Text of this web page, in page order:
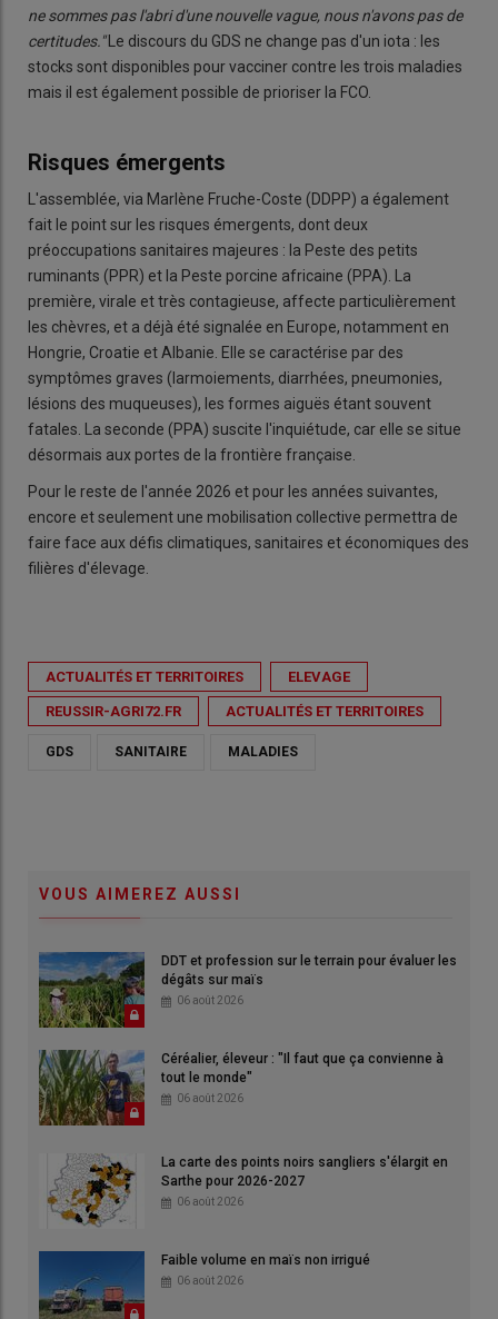
ne sommes pas l'abri d'une nouvelle vague, nous n'avons pas de
certitudes." Le discours du GDS ne change pas d'un iota : les
stocks sont disponibles pour vacciner contre les trois maladies
mais il est également possible de prioriser la FCO.
Risques émergents
L'assemblée, via Marlène Fruche-Coste (DDPP) a également
fait le point sur les risques émergents, dont deux
préoccupations sanitaires majeures : la Peste des petits
ruminants (PPR) et la Peste porcine africaine (PPA). La
première, virale et très contagieuse, affecte particulièrement
les chèvres, et a déjà été signalée en Europe, notamment en
Hongrie, Croatie et Albanie. Elle se caractérise par des
symptômes graves (larmoiements, diarrhées, pneumonies,
lésions des muqueuses), les formes aiguës étant souvent
fatales. La seconde (PPA) suscite l'inquiétude, car elle se situe
désormais aux portes de la frontière française.
Pour le reste de l'année 2026 et pour les années suivantes,
encore et seulement une mobilisation collective permettra de
faire face aux défis climatiques, sanitaires et économiques des
filières d'élevage.
ACTUALITÉS ET TERRITOIRES ELEVAGE
REUSSIR-AGRI72.FR ACTUALITÉS ET TERRITOIRES
GDS SANITAIRE MALADIES
VOUS AIMEREZ AUSSI
DDT et profession sur le terrain pour évaluer les
dégâts sur maïs
06 août 2026
Céréalier, éleveur : "Il faut que ça convienne à
tout le monde"
06 août 2026
La carte des points noirs sangliers s'élargit en
Sarthe pour 2026-2027
06 août 2026
Faible volume en maïs non irrigué
06 août 2026